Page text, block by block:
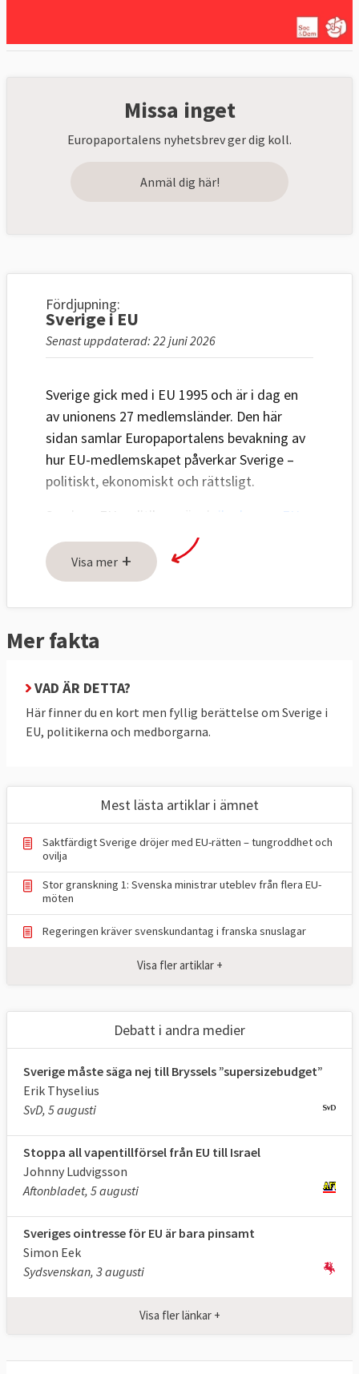
Missa inget
Europaportalens nyhetsbrev ger dig koll.
Anmäl dig här!
Fördjupning:
Sverige i EU
Senast uppdaterad: 22 juni 2026
Sverige gick med i EU 1995 och är i dag en
av unionens 27 medlemsländer. Den här
sidan samlar Europaportalens bevakning av
hur EU-medlemskapet påverkar Sverige –
politiskt, ekonomiskt och rättsligt.
Sveriges EU-politik avgörs i riksdagens EU-
nämndoch den svenska regeringen för
Sveriges talan i EU:s råd. Även
Europaparlamentariker
I regeringsförklaringen
upprepade statsminister Ulf Kristersson (M)
tidigare statsministrars uttalanden om EU:s
– Det europeiska samarbetet och dess
värdegemenskap är viktigare än någonsin –
för Sveriges säkerhet, konkurrenskraft,
klimatarbete och globala inflytande, sade
statsminister Ulf Kristersson (M) i
Det kan jämföras med förra regeringen
Sveriges viktigaste utrikes- och
om jobben, eftersom EU är vår viktigaste
marknad”.
Sammantaget, visar Europaportalens
undersökningar, tycks syftet med det
svenska EU-medlemskapet framför allt vara
att stärka landets ekonomi och utrikes- och
Två andra utmärkande drag i svensk EU-
politik är den relativt höga graden av
enighet i riksdagen, se nedan, och att
Sverige oavsett regering nästan alltid
Visa mer +
Mer fakta
VAD ÄR DETTA?
Här finner du en kort men fyllig berättelse om Sverige i
EU, politikerna och medborgarna.
Mest lästa artiklar i ämnet
Saktfärdigt Sverige dröjer med EU-rätten – tungroddhet och
ovilja
Stor granskning 1: Svenska ministrar uteblev från flera EU-
möten
Regeringen kräver svenskundantag i franska snuslagar
Visa fler artiklar +
Debatt i andra medier
Sverige måste säga nej till Bryssels ”supersizebudget”
Erik Thyselius
SvD, 5 augusti
Stoppa all vapentillförsel från EU till Israel
Johnny Ludvigsson
Aftonbladet, 5 augusti
Sveriges ointresse för EU är bara pinsamt
Simon Eek
Sydsvenskan, 3 augusti
Visa fler länkar +